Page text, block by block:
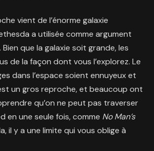
vient de l’énorme galaxie
a utilisée comme argument
que la galaxie soit grande, les
de la façon dont vous l’explorez. Le
dans l’espace soient ennuyeux et
un gros reproche, et beaucoup ont
qu’on ne peut pas traverser
en une seule fois, comme No Man’s
il y a une limite qui vous oblige à